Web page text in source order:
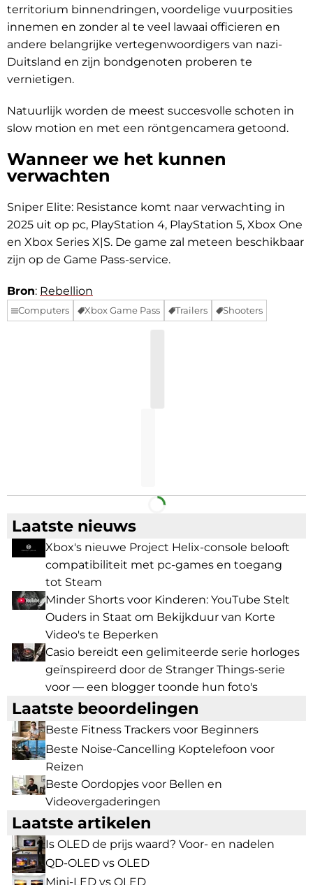
territorium binnendringen, voordelige vuurposities
innemen en zonder al te veel lawaai officieren en
andere belangrijke vertegenwoordigers van nazi-
Duitsland en zijn bondgenoten proberen te
vernietigen.
Natuurlijk worden de meest succesvolle schoten in
slow motion en met een röntgencamera getoond.
Wanneer we het kunnen
verwachten
Sniper Elite: Resistance komt naar verwachting in
2025 uit op pc, PlayStation 4, PlayStation 5, Xbox One
en Xbox Series X|S. De game zal meteen beschikbaar
zijn op de Game Pass-service.
Bron: Rebellion
Computers Xbox Game Pass Trailers Shooters
Facebook Telegram
Laatste nieuws
Xbox's nieuwe Project Helix-console belooft
compatibiliteit met pc-games en toegang
tot Steam
Minder Shorts voor Kinderen: YouTube Stelt
Ouders in Staat om Bekijkduur van Korte
Video's te Beperken
Casio bereidt een gelimiteerde serie horloges
geïnspireerd door de Stranger Things-serie
voor — een blogger toonde hun foto's
Laatste beoordelingen
Beste Fitness Trackers voor Beginners
Beste Noise-Cancelling Koptelefoon voor
Reizen
Beste Oordopjes voor Bellen en
Videovergaderingen
Laatste artikelen
Is OLED de prijs waard? Voor- en nadelen
QD-OLED vs OLED
Mini-LED vs OLED